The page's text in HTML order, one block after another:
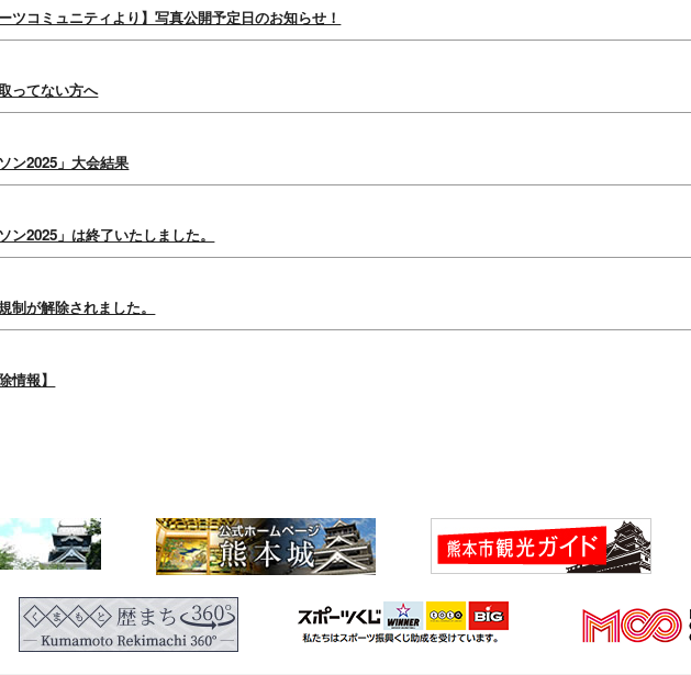
ツコミュニティより】写真公開予定日のお知らせ！
ってない方へ
ン2025」大会結果
ン2025」は終了いたしました。
制が解除されました。
情報】